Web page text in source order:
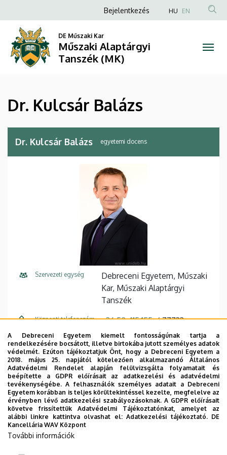
Kulcsár
Balázs
Műszaki
Alaptárgyi
Tanszék
(MK)
a
tartalomra
Anonim
fiók
menüje
Bejelentkezés HU EN
DE Műszaki Kar
Műszaki Alaptárgyi
Tanszék (MK)
Dr. Kulcsár Balázs
Dr. Kulcsár Balázs egyetemi docens
Szervezeti egység
Debreceni Egyetem, Műszaki
Kar, Műszaki Alaptárgyi
Tanszék
Központi telefonszám +36 52 415 155 77733
E-mail cím kulcsarb@eng.unideb.hu
Cím
4028 Debrecen Ótemető utca
2-4
Épület Műszaki Kar "B" épület
Emelet, ajtó 1. emelet, B1.22
Weboldal
A Debreceni Egyetem kiemelt fontosságúnak tartja a
rendelkezésére bocsátott, illetve birtokába jutott személyes adatok
védelmét. Ezúton tájékoztatjuk Önt, hogy a Debreceni Egyetem a
2018. május 25. napjától kötelezően alkalmazandó Általános
Adatvédelmi Rendelet alapján felülvizsgálta folyamatait és
beépítette a GDPR előírásait az adatkezelési és adatvédelmi
tevékenységébe. A felhasználók személyes adatait a Debreceni
Egyetem korábban is teljes körültekintéssel kezelte, megfelelve az
érvényben lévő adatkezelési szabályozásoknak. A GDPR előírásait
követve frissítettük Adatvédelmi Tájékoztatónkat, amelyet az
alábbi linkre kattintva olvashat el:Adatkezelési tájékoztató. DE
Kancellária WAV Központ
További információk